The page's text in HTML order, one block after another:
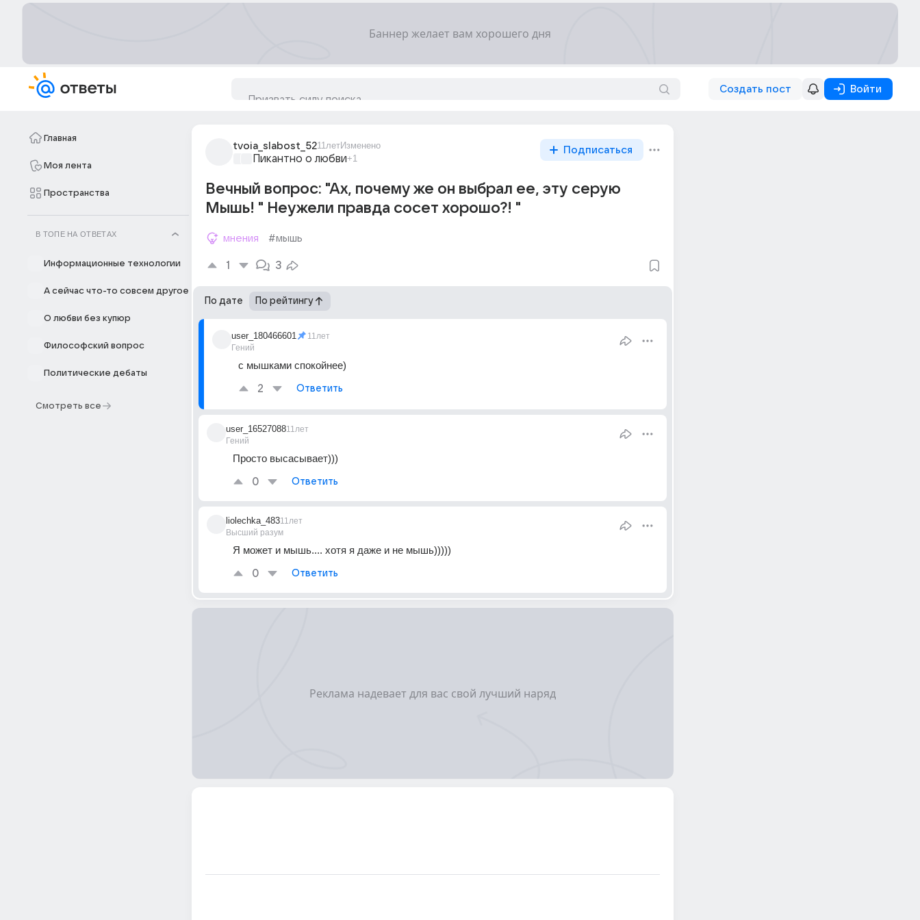
Создать пост Войти
Главная
Моя лента
Пространства
В ТОПЕ НА ОТВЕТАХ
Информационные технологии
А сейчас что-то совсем другое
О любви без купюр
Философский вопрос
Политические дебаты
Смотреть все
tvoia_slabost_5211летИзменено
Пикантно о любви+1
Подписаться
Вечный вопрос: "Ах, почему же он выбрал ее, эту серую
Мышь! " Неужели правда сосет хорошо?! "
мнения #мышь
1 3
По дате По рейтингу
user_180466601
Гений
11лет
с мышками спокойнее)
2 Ответить
user_16527088
Гений
11лет
Просто высасывает)))
0 Ответить
liolechka_483
Высший разум
11лет
Я может и мышь.... хотя я даже и не мышь)))))
0 Ответить